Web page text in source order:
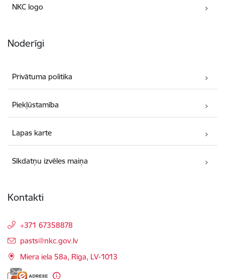
NKC logo
Noderīgi
Privātuma politika
Piekļūstamība
Lapas karte
Sīkdatņu izvēles maiņa
Kontakti
+371 67358878
E-pasts:
pasts@nkc.gov.lv
Miera iela 58a, Rīga, LV-1013